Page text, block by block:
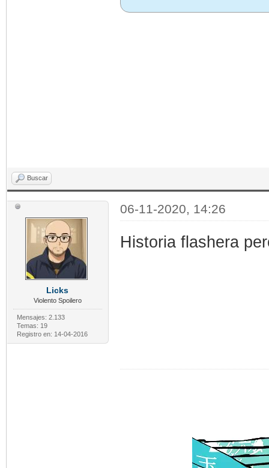
Buscar
Licks
Violento Spoilero
Mensajes: 2.133
Temas: 19
Registro en: 14-04-2016
06-11-2020, 14:26
Historia flashera